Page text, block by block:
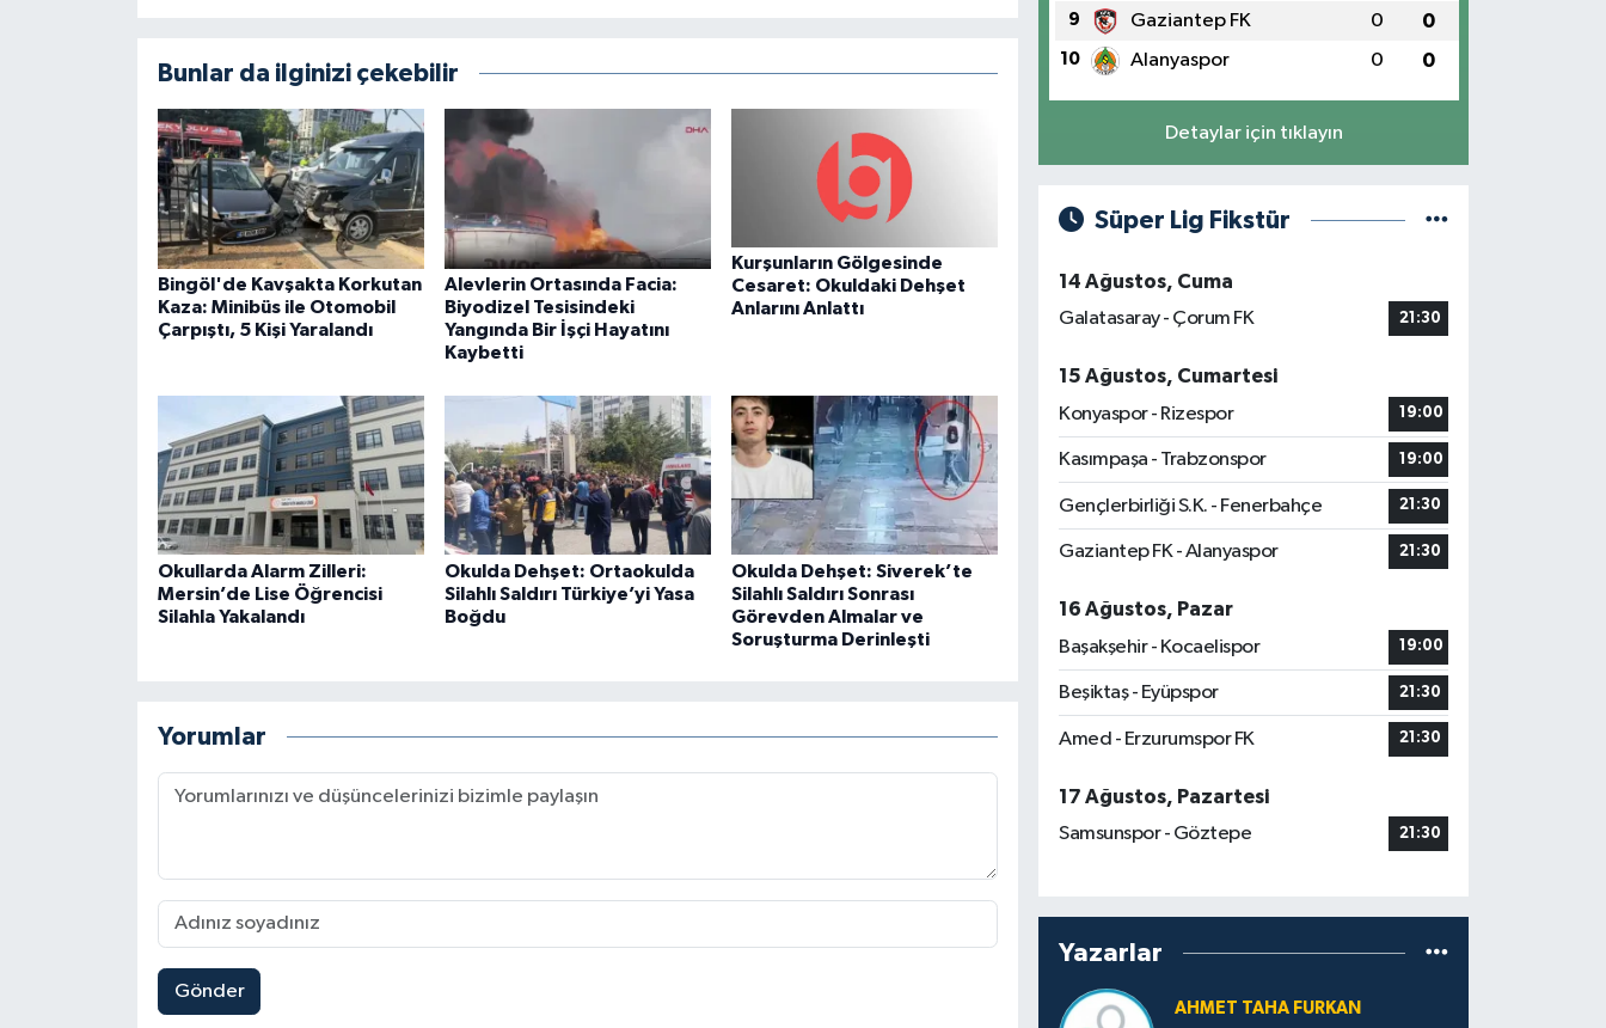
Bunlar da ilginizi çekebilir
Bingöl'de Kavşakta Korkutan
Kaza: Minibüs ile Otomobil
Çarpıştı, 5 Kişi Yaralandı
Alevlerin Ortasında Facia:
Biyodizel Tesisindeki
Yangında Bir İşçi Hayatını
Kaybetti
Kurşunların Gölgesinde
Cesaret: Okuldaki Dehşet
Anlarını Anlattı
Okullarda Alarm Zilleri:
Mersin’de Lise Öğrencisi
Silahla Yakalandı
Okulda Dehşet: Ortaokulda
Silahlı Saldırı Türkiye’yi Yasa
Boğdu
Okulda Dehşet: Siverek’te
Silahlı Saldırı Sonrası
Görevden Almalar ve
Soruşturma Derinleşti
Yorumlar
Gönder
9 Gaziantep FK 0 0
10 Alanyaspor 0 0
Detaylar için tıklayın
Süper Lig Fikstür
14 Ağustos, Cuma
Galatasaray - Çorum FK
21:30
15 Ağustos, Cumartesi
Konyaspor - Rizespor
19:00
Kasımpaşa - Trabzonspor 19:00
Gençlerbirliği S.K. - Fenerbahçe 21:30
Gaziantep FK - Alanyaspor 21:30
16 Ağustos, Pazar
Başakşehir - Kocaelispor
19:00
Beşiktaş - Eyüpspor 21:30
Amed - Erzurumspor FK 21:30
17 Ağustos, Pazartesi
Samsunspor - Göztepe
21:30
Yazarlar
AHMET TAHA FURKAN